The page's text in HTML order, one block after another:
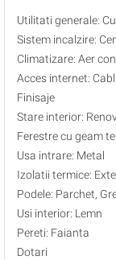
Utilitati generale:
Sistem incalzire:
Climatizare: Aer
Acces internet:
Finisaje
Stare interior:
Ferestre cu geam
Usa intrare: Metal
Izolatii termice:
Podele: Parchet,
Usi interior: Lemn
Pereti: Faianta
Dotari